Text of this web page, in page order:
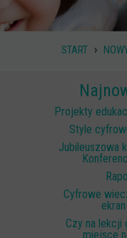
START ›
Projekty
Style
Jubileuszowa
Cyfrowe
Czy na lekcji
miejsce
Biblioteka
Poradniki i
Dla nauczycieli
Scenariusze lekcji
W sieci przyjaźni
(Nie)widzialne ślady
Piosenka edukacyjna